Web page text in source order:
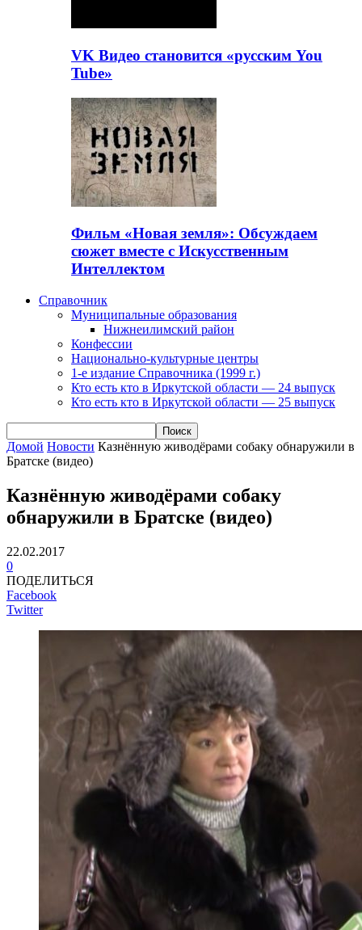
VK Видео становится «русским You
Tube»
Фильм «Новая земля»: Обсуждаем
сюжет вместе с Искусственным
Интеллектом
Справочник
Муниципальные образования
Нижнеилимский район
Конфессии
Национально-культурные центры
1-е издание Справочника (1999 г.)
Кто есть кто в Иркутской области — 24 выпуск
Кто есть кто в Иркутской области — 25 выпуск
Домой Новости Казнённую живодёрами собаку обнаружили в
Братске (видео)
Казнённую живодёрами собаку
обнаружили в Братске (видео)
22.02.2017
0
ПОДЕЛИТЬСЯ
Facebook
Twitter